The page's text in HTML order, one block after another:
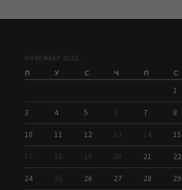
НОВЕМБАР 2025.
П У С Ч П С
1
3 4 5 6 7 8
10 11 12 13 14 15
17 18 19 20 21 22
24 25 26 27 28 29